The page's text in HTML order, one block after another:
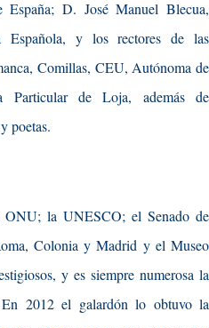
D. José Manuel Blecua,
y los rectores de las
Comillas, CEU, Autónoma de
Particular de Loja, además de
poetas.
la UNESCO; el Senado de
Colonia y Madrid y el Museo
y es siempre numerosa la
En 2012 el galardón lo obtuvo la